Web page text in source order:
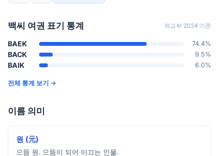
백씨 여권 표기 통계 외교부 2024 기준
BAEK 74.4%
BACK 9.5%
BAIK 6.0%
전체 통계 보기 →
이름 의미
원 (元)
으뜸 원. 으뜸이 되어 이끄는 인물.